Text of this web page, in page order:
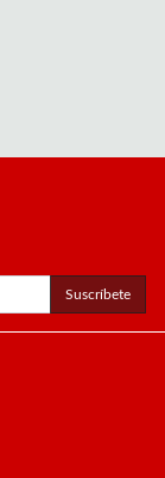
Suscríbete